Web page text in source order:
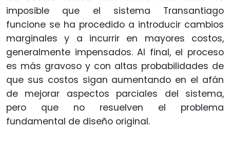
imposible que el sistema Transantiago
funcione se ha procedido a introducir cambios
marginales y a incurrir en mayores costos,
generalmente impensados. Al final, el proceso
es más gravoso y con altas probabilidades de
que sus costos sigan aumentando en el afán
de mejorar aspectos parciales del sistema,
pero que no resuelven el problema
fundamental de diseño original.